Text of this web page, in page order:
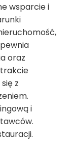
wsparcie i
oraz
z
i